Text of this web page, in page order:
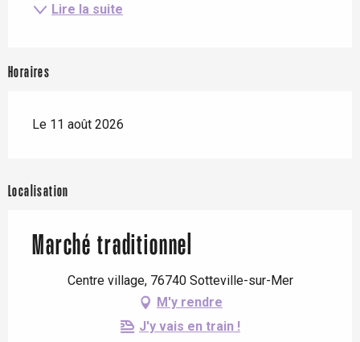
Lire la suite
Horaires
Le 11 août 2026
Localisation
Marché traditionnel
Centre village, 76740 Sotteville-sur-Mer
M'y rendre
J'y vais en train !